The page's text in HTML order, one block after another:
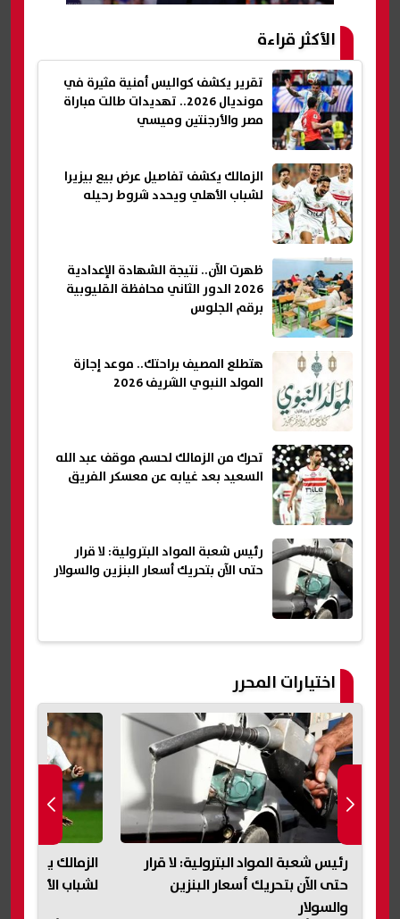
الأكثر قراءة
تقرير يكشف كواليس أمنية مثيرة في
مونديال 2026.. تهديدات طالت مباراة
مصر والأرجنتين وميسي
الزمالك يكشف تفاصيل عرض بيع بيزيرا
لشباب الأهلي ويحدد شروط رحيله
ظهرت الآن.. نتيجة الشهادة الإعدادية
2026 الدور الثاني محافظة القليوبية
برقم الجلوس
هتطلع المصيف براحتك.. موعد إجازة
المولد النبوي الشريف 2026
تحرك من الزمالك لحسم موقف عبد الله
السعيد بعد غيابه عن معسكر الفريق
رئيس شعبة المواد البترولية: لا قرار
حتى الآن بتحريك أسعار البنزين والسولار
اختيارات المحرر
رئيس شعبة المواد البترولية: لا قرار
حتى الآن بتحريك أسعار البنزين
والسولار
الزمالك يكشف
لشباب الأهلي